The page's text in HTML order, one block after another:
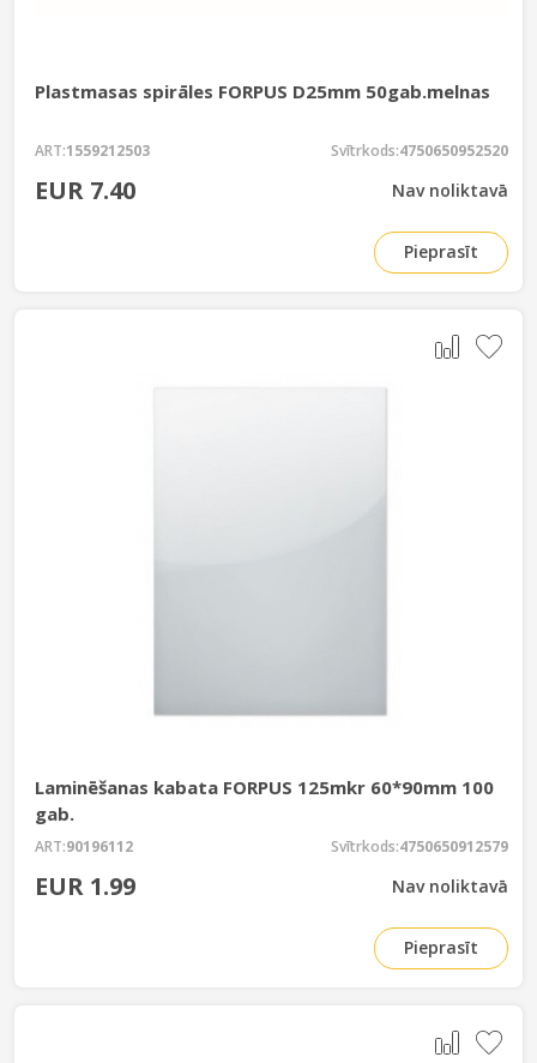
Plastmasas spirāles FORPUS D25mm 50gab.melnas
ART:1559212503 Svītrkods:4750650952520
EUR 7.40 Nav noliktavā
Pieprasīt
Laminēšanas kabata FORPUS 125mkr 60*90mm 100
gab.
ART:90196112 Svītrkods:4750650912579
EUR 1.99 Nav noliktavā
Pieprasīt